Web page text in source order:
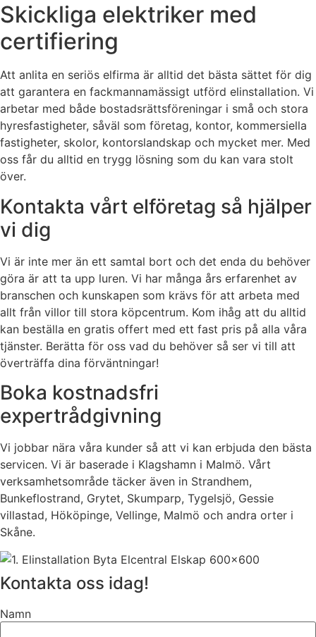
Skickliga elektriker med
certifiering
Att anlita en seriös elfirma är alltid det bästa sättet för dig
att garantera en fackmannamässigt utförd elinstallation. Vi
arbetar med både bostadsrättsföreningar i små och stora
hyresfastigheter, såväl som företag, kontor, kommersiella
fastigheter, skolor, kontorslandskap och mycket mer. Med
oss får du alltid en trygg lösning som du kan vara stolt
över.
Kontakta vårt elföretag så hjälper
vi dig
Vi är inte mer än ett samtal bort och det enda du behöver
göra är att ta upp luren. Vi har många års erfarenhet av
branschen och kunskapen som krävs för att arbeta med
allt från villor till stora köpcentrum. Kom ihåg att du alltid
kan beställa en gratis offert med ett fast pris på alla våra
tjänster. Berätta för oss vad du behöver så ser vi till att
överträffa dina förväntningar!
Boka kostnadsfri
expertrådgivning
Vi jobbar nära våra kunder så att vi kan erbjuda den bästa
servicen. Vi är baserade i Klagshamn i Malmö. Vårt
verksamhetsområde täcker även in Strandhem,
Bunkeflostrand, Grytet, Skumparp, Tygelsjö, Gessie
villastad, Hököpinge, Vellinge, Malmö och andra orter i
Skåne.
Kontakta oss idag!
Namn